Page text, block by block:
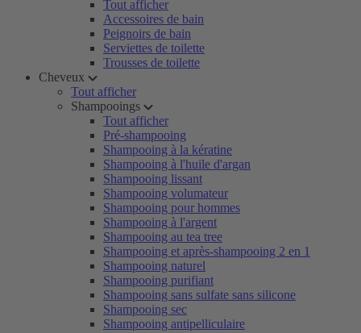
Tout afficher
Accessoires de bain
Peignoirs de bain
Serviettes de toilette
Trousses de toilette
Cheveux
Tout afficher
Shampooings
Tout afficher
Pré-shampooing
Shampooing à la kératine
Shampooing à l'huile d'argan
Shampooing lissant
Shampooing volumateur
Shampooing pour hommes
Shampooing à l'argent
Shampooing au tea tree
Shampooing et après-shampooing 2 en 1
Shampooing naturel
Shampooing purifiant
Shampooing sans sulfate sans silicone
Shampooing sec
Shampooing antipelliculaire